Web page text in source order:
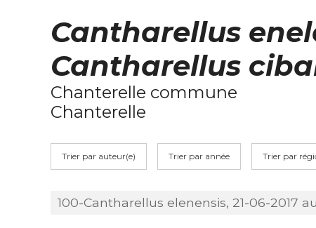
Cantharellus
Cantharellus
Chanterelle commune
Chanterelle
Trier par auteur(e) Trier par année Trier par
100-Cantharellus elenensis, 21-06-2017